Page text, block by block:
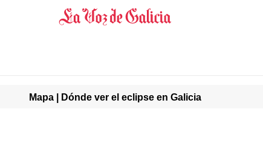
Mapa | Dónde ver el eclipse en Galicia